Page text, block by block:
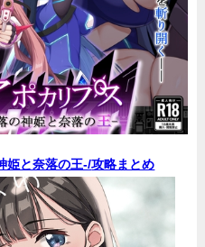
姫と奈落の王-/攻略まとめ